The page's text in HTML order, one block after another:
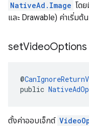
NativeAd.Image โด
และ Drawable) ค่าเริ่ม
setVideoOptions
@
public
ตั้งค่าออบเจ็กต์